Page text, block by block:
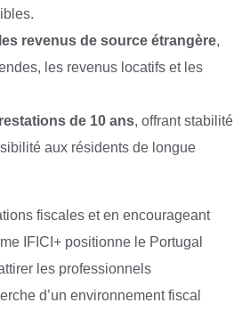
revenus de source étrangère,
les revenus locatifs et les
de 10 ans, offrant stabilité
aux résidents de longue
fiscales et en encourageant
IFICI+ positionne le Portugal
les professionnels
d’un environnement fiscal